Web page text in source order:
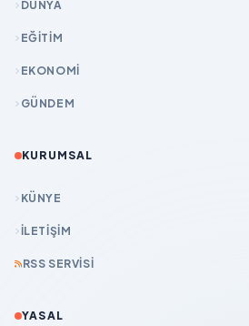
DÜNYA
EĞİTİM
EKONOMİ
GÜNDEM
KURUMSAL
KÜNYE
İLETIŞIM
RSS SERVISI
YASAL